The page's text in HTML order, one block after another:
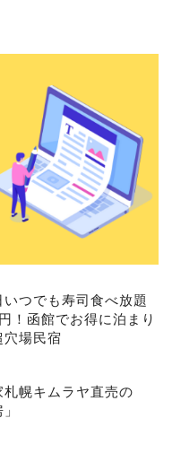
いつでも寿司食べ放題
！函館でお得に泊まり
場民宿
幌キムラヤ直売の